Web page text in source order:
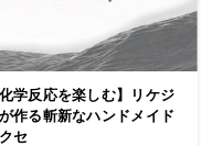
化学反応を楽しむ】リケジ
作る斬新なハンドメイド
セ